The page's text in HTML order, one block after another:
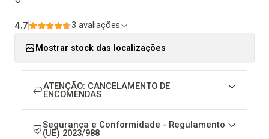
4.7 3 avaliações
Mostrar stock das localizações
ATENÇÃO: CANCELAMENTO DE
ENCOMENDAS
Segurança e Conformidade - Regulamento
(UE) 2023/988